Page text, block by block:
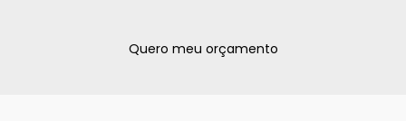
Quero meu orçamento